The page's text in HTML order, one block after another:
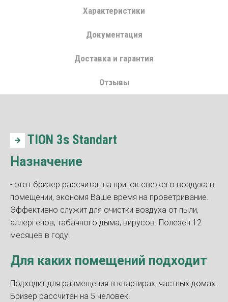
Характеристики
Документация
Доставка и гарантия
Отзывы
TION 3s Standart
Назначение
- этот бризер рассчитан на приток свежего воздуха в
помещении, экономя Ваше время на проветривание.
Эффективно служит для очистки воздуха от пыли,
аллергенов, табачного дыма, вирусов. Полезен 12
месяцев в году!
Для каких помещений подходит
Подходит для размещения в квартирах, частных домах.
Бризер рассчитан на 5 человек.